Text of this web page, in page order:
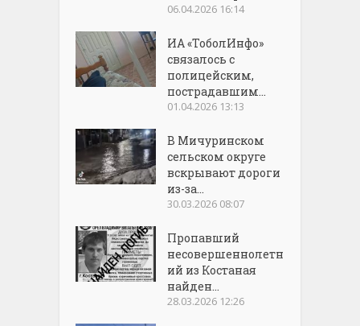
06.04.2026 16:14
ИА «ТоболИнфо»
связалось с
полицейским,
пострадавшим...
01.04.2026 13:13
В Мичуринском
сельском округе
вскрывают дороги
из-за...
30.03.2026 08:07
Пропавший
несовершеннолетн
ий из Костаная
найден...
28.03.2026 12:26